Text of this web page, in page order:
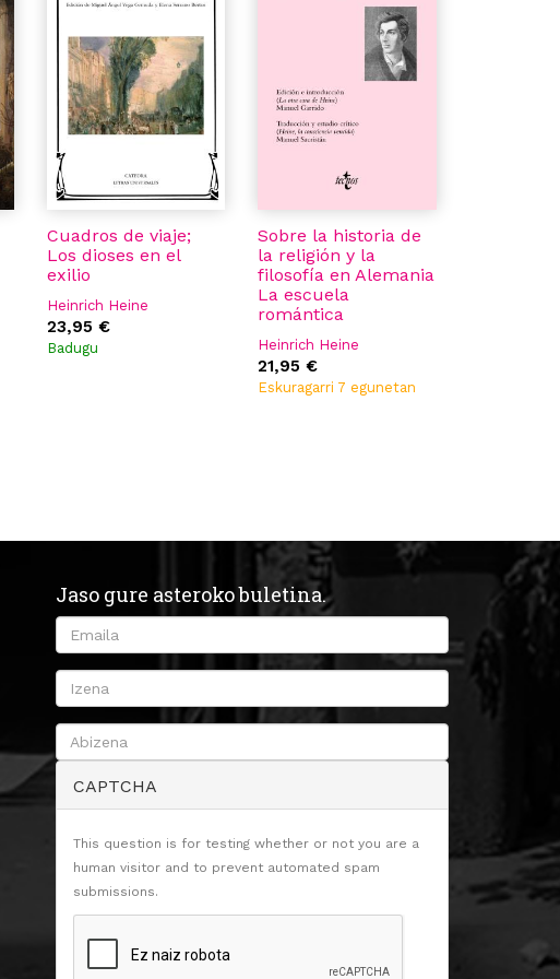
Cuadros de viaje;
Los dioses en el
exilio
Heinrich Heine
23,95 €
Badugu
Sobre la historia de
la religión y la
filosofía en Alemania
La escuela
romántica
Heinrich Heine
21,95 €
Eskuragarri 7 egunetan
Jaso gure asteroko buletina.
CAPTCHA
This question is for testing whether or not you are a
human visitor and to prevent automated spam
submissions.